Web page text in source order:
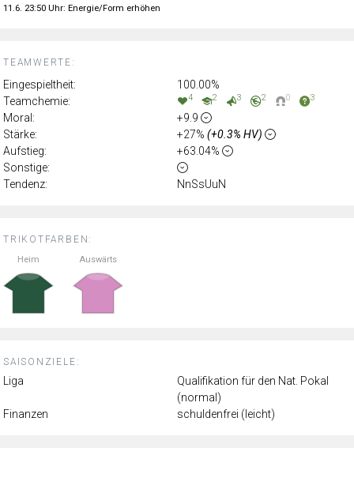
TRIKOTFARBEN:
Heim Auswärts
SAISONZIELE:
Liga
Qualifikation für den Nat. Pokal
(normal)
Finanzen
schuldenfrei (leicht)
TEAMWERTE:
Eingespieltheit:
100.00%
Teamchemie:
4 2 3 2 0 3
Moral:
+9.9
Stärke:
+27% (+0.3% HV)
Aufstieg:
+63.04%
Sonstige:
Tendenz:
NnSsUuN
11.6. 23:50 Uhr: Energie/Form erhöhen